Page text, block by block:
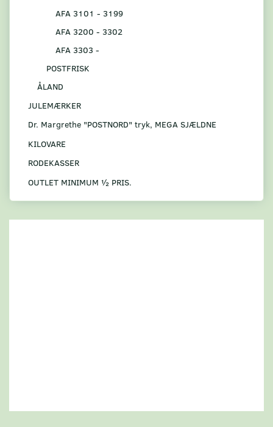
AFA 3101 - 3199
AFA 3200 - 3302
AFA 3303 -
POSTFRISK
ÅLAND
JULEMÆRKER
Dr. Margrethe "POSTNORD" tryk, MEGA SJÆLDNE
KILOVARE
RODEKASSER
OUTLET MINIMUM ½ PRIS.